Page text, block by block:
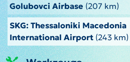
Golubovci Airbase (207 km)
SKG: Thessaloniki Macedonia
International Airport (243 km)